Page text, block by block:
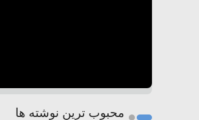
محبوب ترین نوشته ها